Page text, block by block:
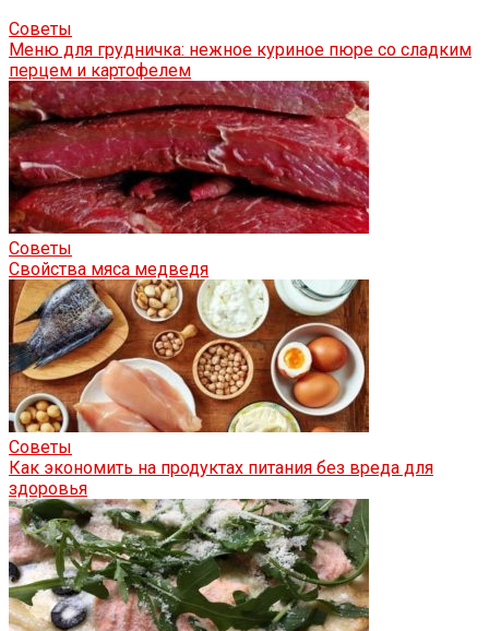
Советы
Меню для грудничка: нежное куриное пюре со сладким
перцем и картофелем
Советы
Свойства мяса медведя
Советы
Как экономить на продуктах питания без вреда для
здоровья